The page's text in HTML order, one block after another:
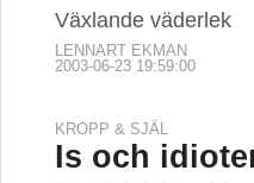
Växlande väderlek
LENNART EKMAN
2003-06-23 19:59:00
KROPP & SJÄL
Is och